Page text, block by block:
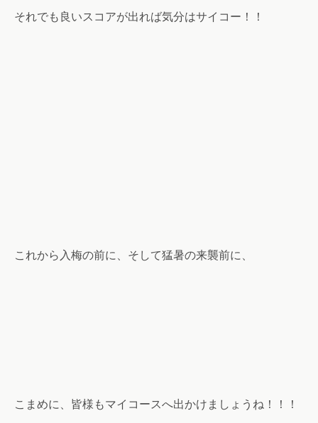
それでも良いスコアが出れば気分はサイコー！！
これから入梅の前に、そして猛暑の来襲前に、
こまめに、皆様もマイコースへ出かけましょうね！！！